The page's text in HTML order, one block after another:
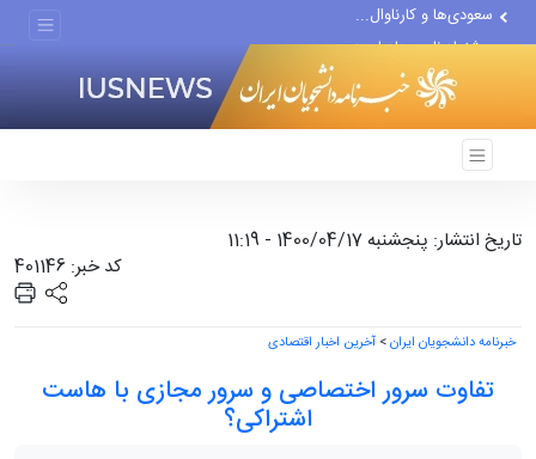
پیشنهاد ناصر هادیان در...
تاریخ انتشار: پنجشنبه 1400/04/17 - 11:19
کد خبر: 401146
خبرنامه دانشجویان ایران> آخرین اخبار اقتصادی
تفاوت سرور اختصاصی و سرور مجازی با هاست
اشتراکی؟